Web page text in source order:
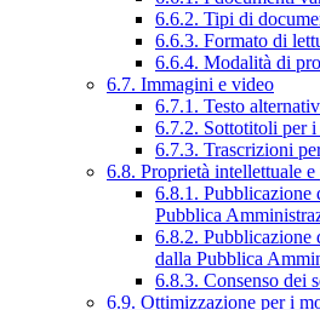
6.6.2. Tipi di
6.6.3. Formato di
6.6.4. Modalità di
6.7. Immagini e video
6.7.1. Testo
6.7.2. Sottotitoli per
6.7.3. Trascrizioni
6.8. Proprietà intellettuale
6.8.1. Pubblicazione
Pubblica
6.8.2. Pubblicazione
dalla Pubblica
6.8.3. Consenso dei
6.9. Ottimizzazione per i